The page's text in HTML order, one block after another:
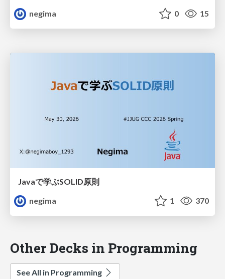
negima
0 15
Javaで学ぶSOLID原則
negima
1 370
Other Decks in Programming
See All in Programming